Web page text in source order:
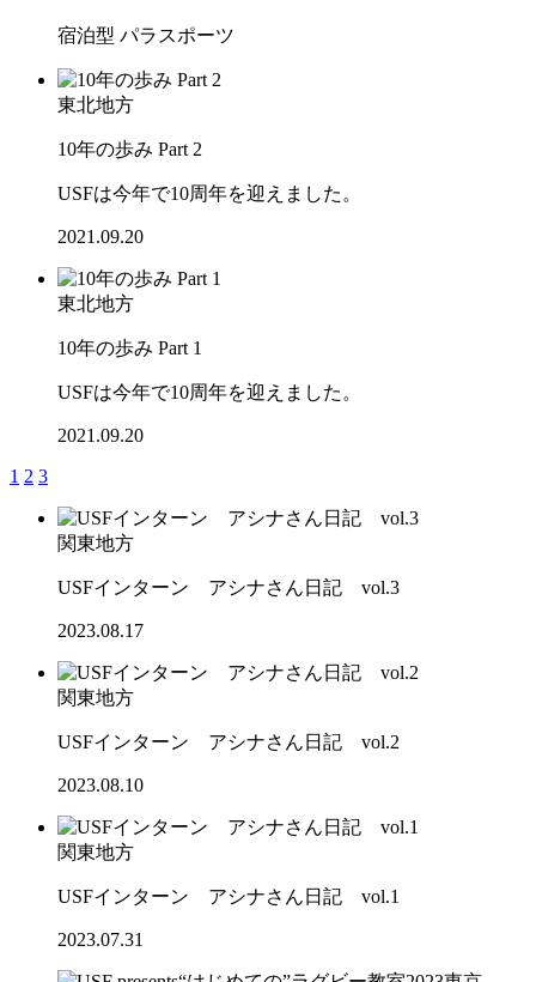
宿泊型 パラスポーツ
東北地方
10年の歩み Part 2
USFは今年で10周年を迎えました。
2021.09.20
東北地方
10年の歩み Part 1
USFは今年で10周年を迎えました。
2021.09.20
1 2 3
関東地方
USFインターン アシナさん日記 vol.3
2023.08.17
関東地方
USFインターン アシナさん日記 vol.2
2023.08.10
関東地方
USFインターン アシナさん日記 vol.1
2023.07.31